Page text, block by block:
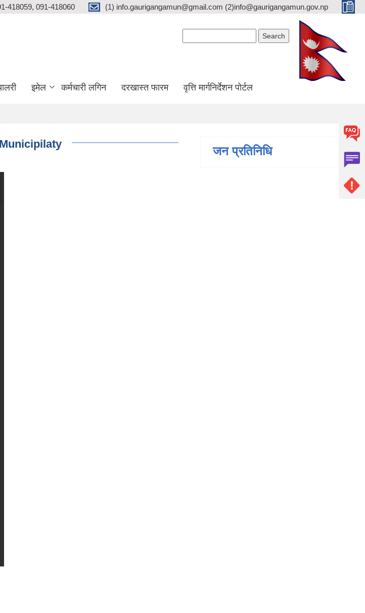
418059, 091-418060 (1) info.gaurigangamun@gmail.com (2)info@gaurigangamun.gov.np
इमेल कर्मचारी लगिन दरखास्त फारम वृत्ति मार्गनिर्देशन पोर्टल
जन प्रतिनिधि